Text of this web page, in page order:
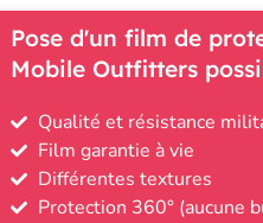
Pose d'un film de
Mobile Outfitters
Qualité et résistance
Film garantie à vie
Différentes textures
Protection 360° (aucune